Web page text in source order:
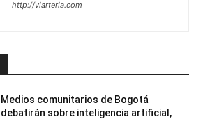
http://viarteria.com
Medios comunitarios de Bogotá
debatirán sobre inteligencia artificial,